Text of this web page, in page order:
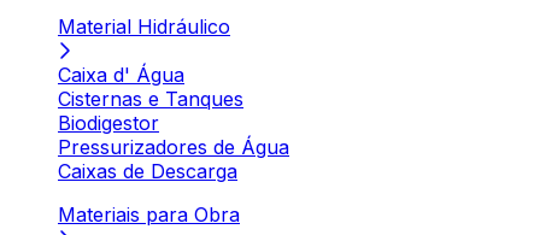
Material Hidráulico
Caixa d' Água
Cisternas e Tanques
Biodigestor
Pressurizadores de Água
Caixas de Descarga
Materiais para Obra